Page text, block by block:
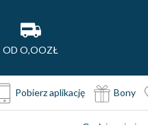
OD O,OOZŁ
Pobierz aplikację Bony